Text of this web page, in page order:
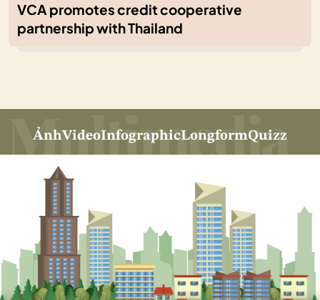
VCA promotes credit cooperative
partnership with Thailand
ẢnhVideoInfographicLongformQuizz